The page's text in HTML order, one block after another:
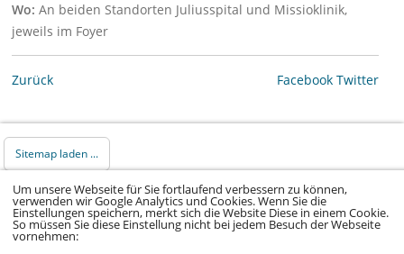
Wo: An beiden Standorten Juliusspital und Missioklinik,
jeweils im Foyer
Zurück Facebook Twitter
Sitemap laden ...
© 2026 Klinikum Würzburg Mitte gGmbH •
Impressum•Datenschutz•Datenschutz Social
Media•Kontakt
Um unsere Webseite für Sie fortlaufend verbessern zu können,
verwenden wir Google Analytics und Cookies. Wenn Sie die
Einstellungen speichern, merkt sich die Website Diese in einem Cookie.
So müssen Sie diese Einstellung nicht bei jedem Besuch der Webseite
vornehmen: